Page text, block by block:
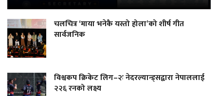
चलचित्र ‘माया भनेकै यस्तो होला’को शीर्ष गीत
सार्वजनिक
विश्वकप क्रिकेट लिग–२ः नेदरल्यान्ड्सद्वारा नेपाललाई
२२६ रनको लक्ष्य